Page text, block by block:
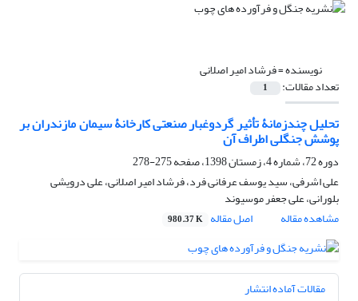
نویسنده =فرشاد امیر اصلانی
تعداد مقالات: 1
تحلیل چندزمانۀ تأثیر گردوغبار صنعتی کارخانۀ سیمان مازندران بر
پوشش جنگلی اطراف آن
دوره 72، شماره 4، زمستان 1398، صفحه
275-278
علی اشرفی، سید یوسف عرفانی فرد، فرشاد امیر اصلانی، علی درویشی
بلورانی، علی جعفر موسیوند
مشاهده مقاله
اصل مقاله 980.37 K
مقالات آماده انتشار